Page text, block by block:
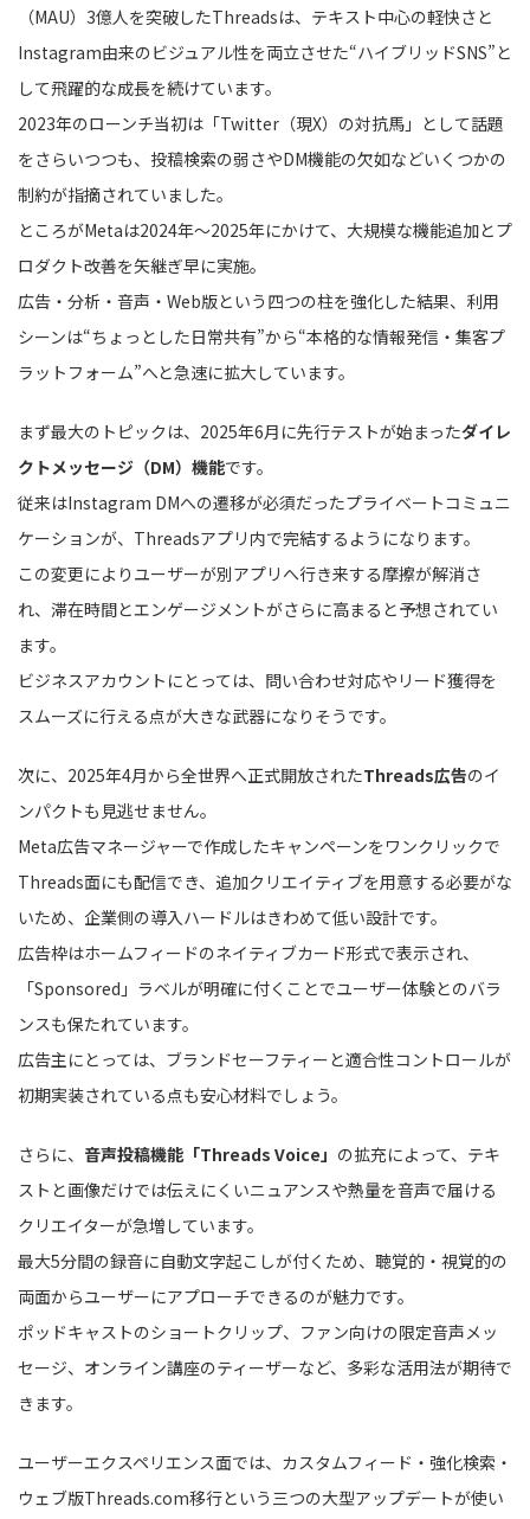
（MAU）3億人を突破したThreadsは、テキスト中心の軽快さと
Instagram由来のビジュアル性を両立させた“ハイブリッドSNS”と
して飛躍的な成長を続けています。
2023年のローンチ当初は「Twitter（現X）の対抗馬」として話題
をさらいつつも、投稿検索の弱さやDM機能の欠如などいくつかの
制約が指摘されていました。
ところがMetaは2024年〜2025年にかけて、大規模な機能追加とプ
ロダクト改善を矢継ぎ早に実施。
広告・分析・音声・Web版という四つの柱を強化した結果、利用
シーンは“ちょっとした日常共有”から“本格的な情報発信・集客プ
ラットフォーム”へと急速に拡大しています。
まず最大のトピックは、2025年6月に先行テストが始まったダイレ
クトメッセージ（DM）機能です。
従来はInstagram DMへの遷移が必須だったプライベートコミュニ
ケーションが、Threadsアプリ内で完結するようになります。
この変更によりユーザーが別アプリへ行き来する摩擦が解消さ
れ、滞在時間とエンゲージメントがさらに高まると予想されてい
ます。
ビジネスアカウントにとっては、問い合わせ対応やリード獲得を
スムーズに行える点が大きな武器になりそうです。
次に、2025年4月から全世界へ正式開放されたThreads広告のイ
ンパクトも見逃せません。
Meta広告マネージャーで作成したキャンペーンをワンクリックで
Threads面にも配信でき、追加クリエイティブを用意する必要がな
いため、企業側の導入ハードルはきわめて低い設計です。
広告枠はホームフィードのネイティブカード形式で表示され、
「Sponsored」ラベルが明確に付くことでユーザー体験とのバラ
ンスも保たれています。
広告主にとっては、ブランドセーフティーと適合性コントロールが
初期実装されている点も安心材料でしょう。
さらに、 音声投稿機能「Threads Voice」 の拡充によって、テキ
ストと画像だけでは伝えにくいニュアンスや熱量を音声で届ける
クリエイターが急増しています。
最大5分間の録音に自動文字起こしが付くため、聴覚的・視覚的の
両面からユーザーにアプローチできるのが魅力です。
ポッドキャストのショートクリップ、ファン向けの限定音声メッ
セージ、オンライン講座のティーザーなど、多彩な活用法が期待で
きます。
ユーザーエクスペリエンス面では、カスタムフィード・強化検索・
ウェブ版Threads.com移行という三つの大型アップデートが使い